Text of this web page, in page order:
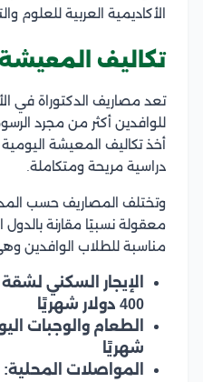
الأكاديمية العربية للعلوم
تكاليف
تعد مصاريف الدكتوراة في
للوافدين أكثر من مجرد
أخذ تكاليف المعيشة اليومية
دراسية مريحة ومتكاملة.
وتختلف المصاريف حسب
معقولة نسبيًا مقارنة
مناسبة للطلاب الوافدين
400 دولار شهريًا
شهريًا
المواصلات المحلية: 30 – 50 دولار شهريًا